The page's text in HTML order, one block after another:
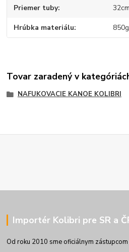
Priemer tuby 32cm
Hrúbka materiálu
Tovar zaradený v
NAFUKOVACIE KANOE KOLIBRI
Importér Kolibri pre SR a
Od roku 2010 sme oficiálnym zástupcom